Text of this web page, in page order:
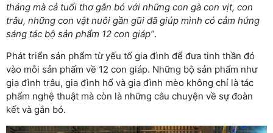
tháng mà cả tuổi thơ gắn bó với những con gà con vịt, con
trâu, những con vật nuôi gần gũi đã giúp mình có cảm hứng
sáng tác bộ sản phẩm 12 con giáp”.
Phát triển sản phẩm từ yếu tố gia đình để đưa tinh thần đó
vào mỗi sản phẩm về 12 con giáp. Những bộ sản phẩm như
gia đình trâu, gia đình hổ và gia đình mèo không chỉ là tác
phẩm nghệ thuật mà còn là những câu chuyện về sự đoàn
kết và gắn bó.